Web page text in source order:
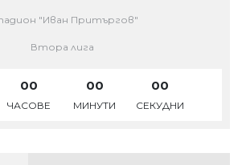
"Иван Притъргов"
Втора лига
00
ЧАСОВЕ
00
МИНУТИ
00
СЕКУДНИ